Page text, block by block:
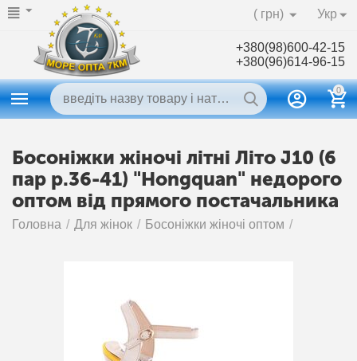
Укр
( грн)
+380(98)600-42-15
+380(96)614-96-15
0
Босоніжки жіночі літні Літо J10 (6
пар р.36-41) "Hongquan" недорого
оптом від прямого постачальника
Головна / Для жінок / Босоніжки жіночі оптом /